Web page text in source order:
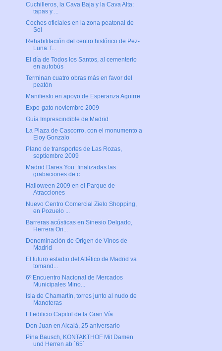
Cuchilleros, la Cava Baja y la Cava Alta:
tapas y ...
Coches oficiales en la zona peatonal de
Sol
Rehabilitación del centro histórico de Pez-
Luna: f...
El día de Todos los Santos, al cementerio
en autobús
Terminan cuatro obras más en favor del
peatón
Manifiesto en apoyo de Esperanza Aguirre
Expo-gato noviembre 2009
Guía Imprescindible de Madrid
La Plaza de Cascorro, con el monumento a
Eloy Gonzalo
Plano de transportes de Las Rozas,
septiembre 2009
Madrid Dares You: finalizadas las
grabaciones de c...
Halloween 2009 en el Parque de
Atracciones
Nuevo Centro Comercial Zielo Shopping,
en Pozuelo ...
Barreras acústicas en Sinesio Delgado,
Herrera Ori...
Denominación de Origen de Vinos de
Madrid
El futuro estadio del Atlético de Madrid va
tomand...
6º Encuentro Nacional de Mercados
Municipales Mino...
Isla de Chamartín, torres junto al nudo de
Manoteras
El edificio Capitol de la Gran Vía
Don Juan en Alcalá, 25 aniversario
Pina Bausch, KONTAKTHOF Mit Damen
und Herren ab ´65´